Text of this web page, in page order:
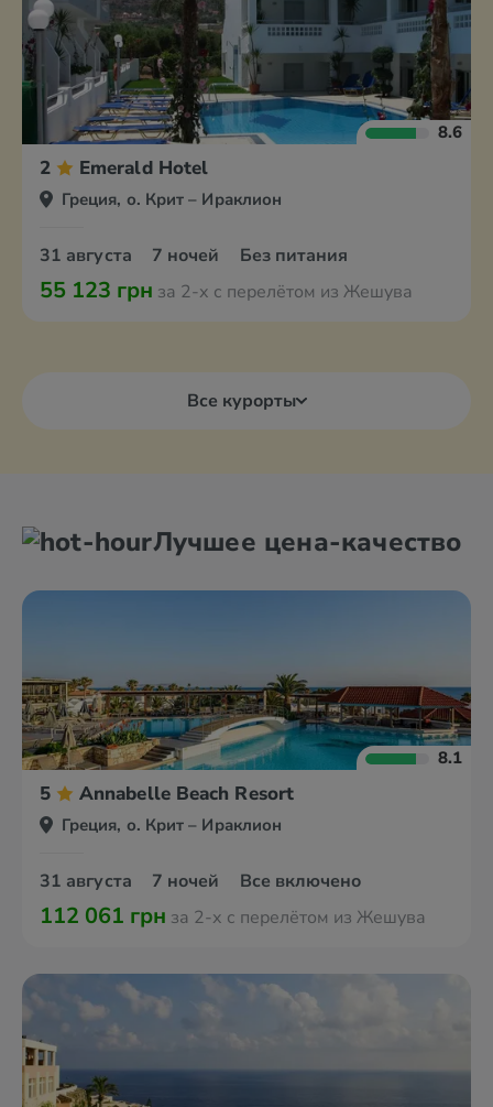
8.6
2 Emerald Hotel
Греция, о. Крит – Ираклион
31 августа 7 ночей Без питания
55 123 грн за 2-х с перелётом из Жешува
Все курорты
Лучшее цена-качество
8.1
5 Annabelle Beach Resort
Греция, о. Крит – Ираклион
31 августа 7 ночей Все включено
112 061 грн за 2-х с перелётом из Жешува